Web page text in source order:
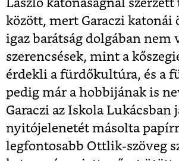
László katonaságnál szerzett
között, mert Garaczi katonái
igaz barátság dolgában nem
szerencsések, mint a
érdekli a fürdőkultúra, és a
pedig már a hobbijának is
Garaczi az Iskola Lukácsban
nyitójelenetét másolta
legfontosabb Ottlik-szöveg